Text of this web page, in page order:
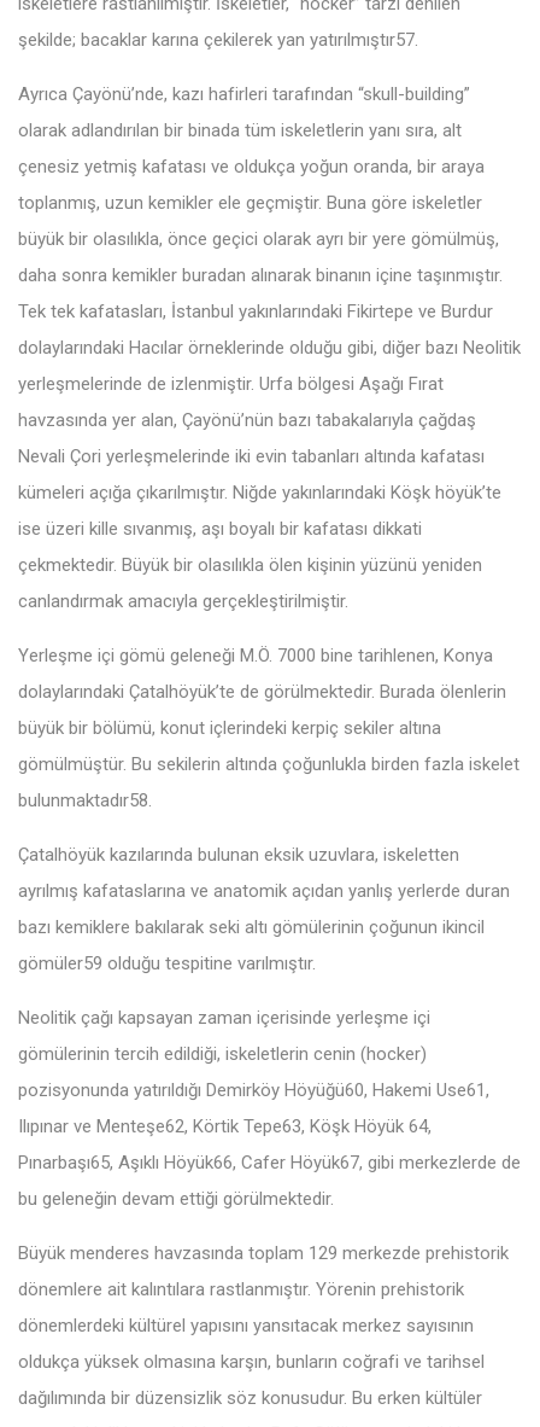
şekilde; bacaklar karına çekilerek yan yatırılmıştır57.
Ayrıca Çayönü’nde, kazı hafirleri tarafından “skull-building”
olarak adlandırılan bir binada tüm iskeletlerin yanı sıra, alt
çenesiz yetmiş kafatası ve oldukça yoğun oranda, bir araya
toplanmış, uzun kemikler ele geçmiştir. Buna göre iskeletler
büyük bir olasılıkla, önce geçici olarak ayrı bir yere gömülmüş,
daha sonra kemikler buradan alınarak binanın içine taşınmıştır.
Tek tek kafatasları, İstanbul yakınlarındaki Fikirtepe ve Burdur
dolaylarındaki Hacılar örneklerinde olduğu gibi, diğer bazı Neolitik
yerleşmelerinde de izlenmiştir. Urfa bölgesi Aşağı Fırat
havzasında yer alan, Çayönü’nün bazı tabakalarıyla çağdaş
Nevali Çori yerleşmelerinde iki evin tabanları altında kafatası
kümeleri açığa çıkarılmıştır. Niğde yakınlarındaki Köşk höyük’te
ise üzeri kille sıvanmış, aşı boyalı bir kafatası dikkati
çekmektedir. Büyük bir olasılıkla ölen kişinin yüzünü yeniden
canlandırmak amacıyla gerçekleştirilmiştir.
Yerleşme içi gömü geleneği M.Ö. 7000 bine tarihlenen, Konya
dolaylarındaki Çatalhöyük’te de görülmektedir. Burada ölenlerin
büyük bir bölümü, konut içlerindeki kerpiç sekiler altına
gömülmüştür. Bu sekilerin altında çoğunlukla birden fazla iskelet
bulunmaktadır58.
Çatalhöyük kazılarında bulunan eksik uzuvlara, iskeletten
ayrılmış kafataslarına ve anatomik açıdan yanlış yerlerde duran
bazı kemiklere bakılarak seki altı gömülerinin çoğunun ikincil
gömüler59 olduğu tespitine varılmıştır.
Neolitik çağı kapsayan zaman içerisinde yerleşme içi
gömülerinin tercih edildiği, iskeletlerin cenin (hocker)
pozisyonunda yatırıldığı Demirköy Höyüğü60, Hakemi Use61,
Ilıpınar ve Menteşe62, Körtik Tepe63, Köşk Höyük 64,
Pınarbaşı65, Aşıklı Höyük66, Cafer Höyük67, gibi merkezlerde de
bu geleneğin devam ettiği görülmektedir.
Büyük menderes havzasında toplam 129 merkezde prehistorik
dönemlere ait kalıntılara rastlanmıştır. Yörenin prehistorik
dönemlerdeki kültürel yapısını yansıtacak merkez sayısının
oldukça yüksek olmasına karşın, bunların coğrafi ve tarihsel
dağılımında bir düzensizlik söz konusudur. Bu erken kültüler